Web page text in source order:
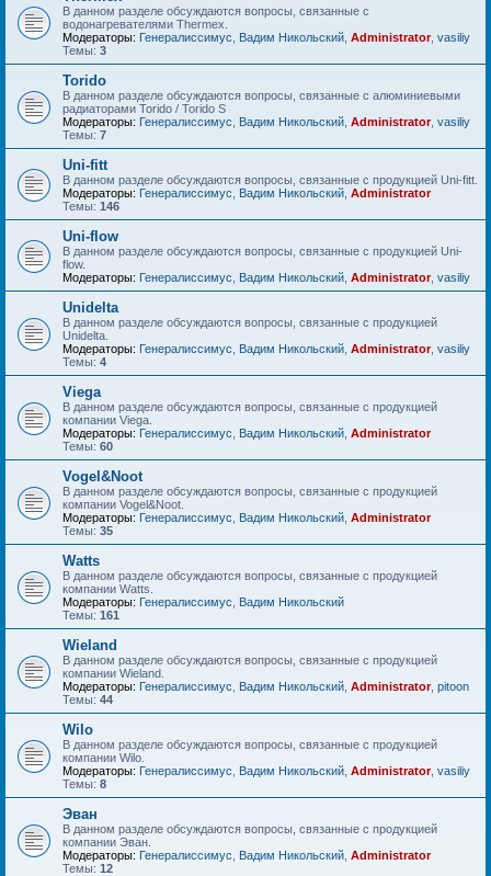
В данном разделе обсуждаются вопросы, связанные с
водонагревателями Thermex.
Модераторы: Генералиссимус Вадим Никольский Administrator, vasiliy
Темы: 3
Torido
В данном разделе обсуждаются вопросы, связанные с алюминиевыми
радиаторами Torido / Torido S
Модераторы: Генералиссимус Вадим Никольский Administrator, vasiliy
Темы: 7
Uni-fitt
В данном разделе обсуждаются вопросы, связанные с продукцией Uni-fitt.
Модераторы: Генералиссимус Вадим Никольский Administrator
Темы: 146
Uni-flow
В данном разделе обсуждаются вопросы, связанные с продукцией Uni-
flow.
Модераторы: Генералиссимус Вадим Никольский Administrator, vasiliy
Unidelta
В данном разделе обсуждаются вопросы, связанные с продукцией
Unidelta.
Модераторы: Генералиссимус Вадим Никольский Administrator, vasiliy
Темы: 4
Viega
В данном разделе обсуждаются вопросы, связанные с продукцией
компании Viega.
Модераторы: Генералиссимус Вадим Никольский Administrator
Темы: 60
Vogel&Noot
В данном разделе обсуждаются вопросы, связанные с продукцией
компании Vogel&Noot.
Модераторы: Генералиссимус Вадим Никольский Administrator
Темы: 35
Watts
В данном разделе обсуждаются вопросы, связанные с продукцией
компании Watts.
Модераторы: Генералиссимус
Вадим Никольский
Темы: 161
Wieland
В данном разделе обсуждаются вопросы, связанные с продукцией
компании Wieland.
Модераторы: Генералиссимус Вадим Никольский Administrator, pitoon
Темы: 44
Wilo
В данном разделе обсуждаются вопросы, связанные с продукцией
компании Wilo.
Модераторы: Генералиссимус Вадим Никольский Administrator, vasiliy
Темы: 8
Эван
В данном разделе обсуждаются вопросы, связанные с продукцией
компании Эван.
Модераторы: Генералиссимус Вадим Никольский Administrator
Темы: 12